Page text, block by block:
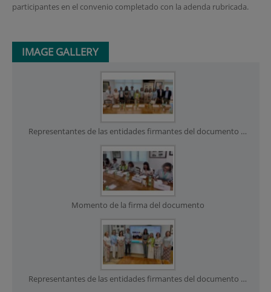
participantes en el convenio completado con la adenda rubricada.
IMAGE GALLERY
Representantes de las entidades firmantes del documento participantes en el acto
Momento de la firma del documento
Representantes de las entidades firmantes del documento junto a la foto de constitución del IIS-FJD en 2009